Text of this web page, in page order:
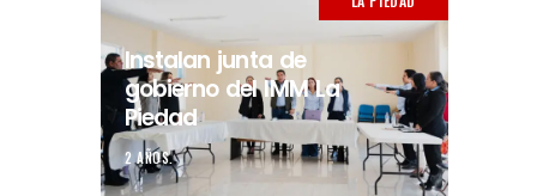
Instalan junta de
gobierno del IMM La
Piedad
2 AÑOS.